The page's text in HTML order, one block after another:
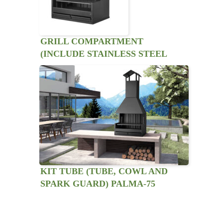
GRILL COMPARTMENT
(INCLUDE STAINLESS STEEL
MEAT GRILL, GUIDES KIT, FISH
GRIDDLE WITH HANDLE AND
POT STAND) PALMA-75
KIT TUBE (TUBE, COWL AND
SPARK GUARD) PALMA-75